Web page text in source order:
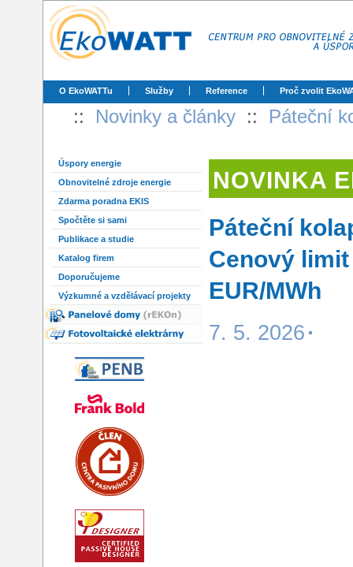
O EkoWATTu Služby Reference Proč zvolit
:: Novinky a články :: Páteční
Úspory energie
Obnovitelné zdroje energie
Zdarma poradna EKIS
Spočtěte si sami
Publikace a studie
Katalog firem
Doporučujeme
Výzkumné a vzdělávací projekty
NOVINKA
Páteční
Cenový
EUR/MWh
7. 5. 2026